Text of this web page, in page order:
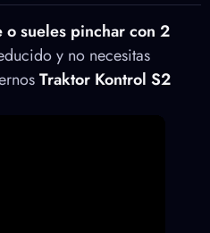
sueles pinchar con 2
y no necesitas
Traktor Kontrol S2